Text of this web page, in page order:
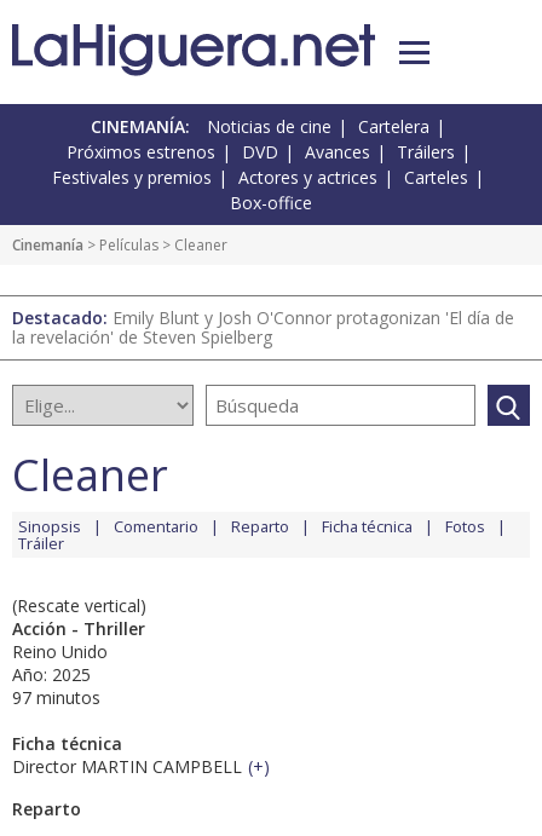
CINEMANÍA: Noticias de cine
Cartelera
Próximos estrenos
DVD Avances
Tráilers
Festivales y premios
Actores y actrices
Carteles
Box-office
Cinemanía > Películas > Cleaner
Destacado: Emily Blunt y Josh O'Connor protagonizan 'El día de
la revelación' de Steven Spielberg
Cleaner
Sinopsis Comentario Reparto Ficha técnica Fotos
Tráiler
(Rescate vertical)
Acción - Thriller
Reino Unido
Año: 2025
97 minutos
Ficha técnica
Director MARTIN CAMPBELL (+)
Reparto